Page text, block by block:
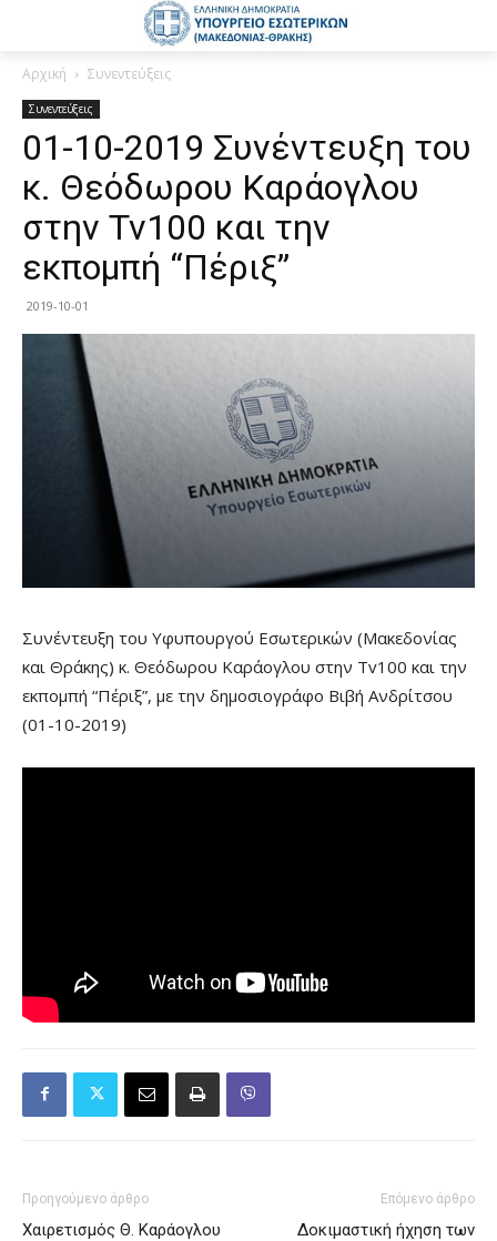
Αρχική Συνεντεύξεις
Συνεντεύξεις
01-10-2019 Συνέντευξη του
κ. Θεόδωρου Καράογλου
στην Tv100 και την
εκπομπή “Πέριξ”
2019-10-01
Συνέντευξη του Υφυπουργού Εσωτερικών (Μακεδονίας
και Θράκης) κ. Θεόδωρου Καράογλου στην Tv100 και την
εκπομπή “Πέριξ”, με την δημοσιογράφο Βιβή Ανδρίτσου
(01-10-2019)
Προηγούμενο άρθρο
Χαιρετισμός Θ. Καράογλου
Επόμενο άρθρο
Δοκιμαστική ήχηση των